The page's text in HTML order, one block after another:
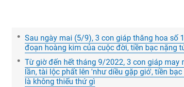
Sau ngày mai (5/9), 3 con giáp thăng hoa số
đoạn hoàng kim của cuộc đời, tiền bạc nặng
Từ giờ đến hết tháng 9/2022, 3 con giáp may
lần, tài lộc phất lên 'như diều gặp gió', tiền
là không thiếu thứ gì